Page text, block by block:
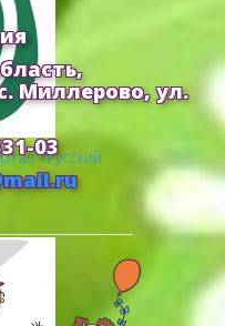
«Русский
Миллерово, ул.
03